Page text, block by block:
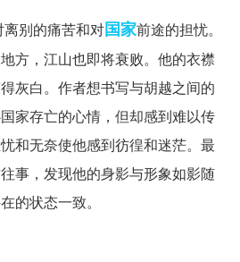
离别的痛苦和对国家前途的担忧。
方，江山也即将衰败。他的衣襟
灰白。作者想书写与胡越之间的
家存亡的心情，但却感到难以传
和无奈使他感到彷徨和迷茫。最
事，发现他的身影与形象如影随
的状态一致。